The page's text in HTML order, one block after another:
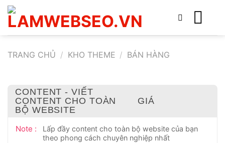
Bỏ
qua
TRANG CHỦ / KHO THEME / BÁN HÀNG
CONTENT - VIẾT
CONTENT CHO TOÀN
BỘ WEBSITE
GIÁ
Note :
Lấp đầy content cho toàn bộ website của bạn
theo phong cách chuyên nghiệp nhất